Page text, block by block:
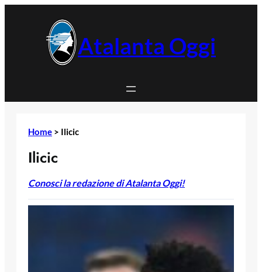
Atalanta Oggi
Home > Ilicic
Ilicic
Conosci la redazione di Atalanta Oggi!